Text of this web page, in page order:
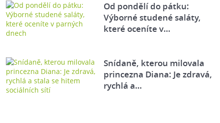
Od pondělí do pátku:
Výborné studené saláty,
které oceníte v…
Snídaně, kterou milovala
princezna Diana: Je zdravá,
rychlá a…